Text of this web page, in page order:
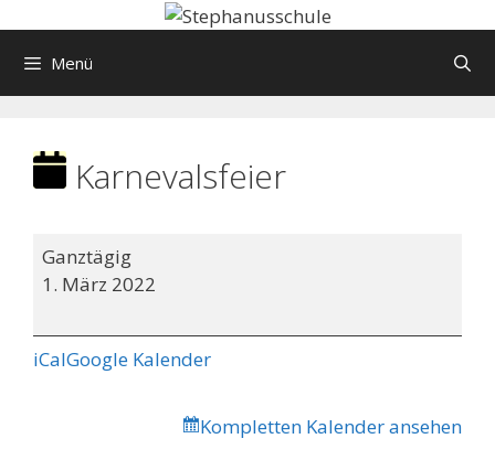
Inhalt Menü
Karnevalsfeier
Karnevalsfeier
Ganztägig
1. März 2022
iCalGoogle Kalender
Kompletten Kalender ansehen